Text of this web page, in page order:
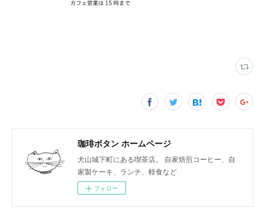
珈琲ボタン ホームページ
犬山城下町にある喫茶店。 自家焙煎コーヒー、自
家製ケーキ、ランチ、軽食など
フォロー